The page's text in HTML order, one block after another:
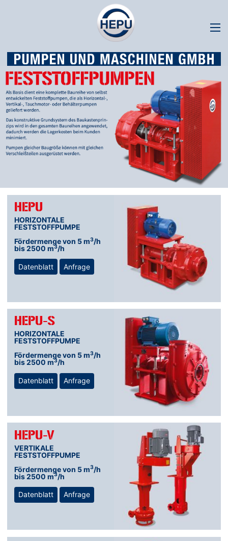
HEPU
HORIZONTALE
FESTSTOFFPUMPE
Fördermenge von 5 m3/h
bis 2500 m3/h
Datenblatt Anfrage
HEPU-S
HORIZONTALE
FESTSTOFFPUMPE
Fördermenge von 5 m3/h
bis 2500 m3/h
Datenblatt Anfrage
HEPU-V
VERTIKALE
FESTSTOFFPUMPE
Fördermenge von 5 m3/h
bis 2500 m3/h
Datenblatt Anfrage